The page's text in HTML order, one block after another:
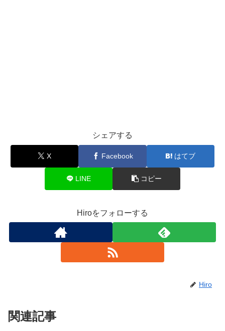
シェアする
X Facebook はてブ
LINE コピー
Hiroをフォローする
Hiro
関連記事